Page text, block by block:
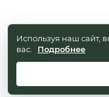
Используя наш сайт,
вас.
Подробнее